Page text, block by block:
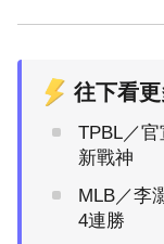
往下看
TPBL／
新戰神
MLB／李
4連勝